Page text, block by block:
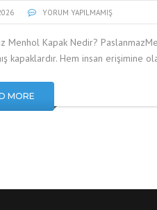
YORUM YAPILMAMIŞ
Menhol Kapak Nedir?
kapaklardır. Hem insan erişimine
MORE